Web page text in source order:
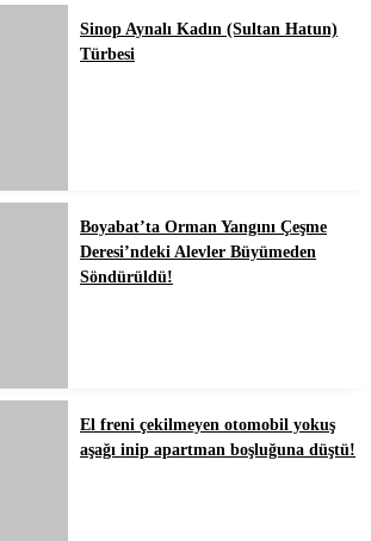
Sinop Aynalı Kadın (Sultan Hatun)
Türbesi
Boyabat’ta Orman Yangını Çeşme
Deresi’ndeki Alevler Büyümeden
Söndürüldü!
El freni çekilmeyen otomobil yokuş
aşağı inip apartman boşluğuna düştü!